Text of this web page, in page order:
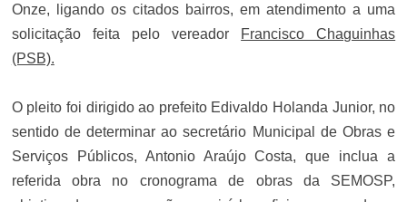
Onze, ligando os citados bairros, em atendimento a uma
solicitação feita pelo vereador
Francisco Chaguinhas
(PSB).
O pleito foi dirigido ao prefeito Edivaldo Holanda Junior, no
sentido de determinar ao secretário Municipal de Obras e
Serviços Públicos, Antonio Araújo Costa, que inclua a
referida obra no cronograma de obras da SEMOSP,